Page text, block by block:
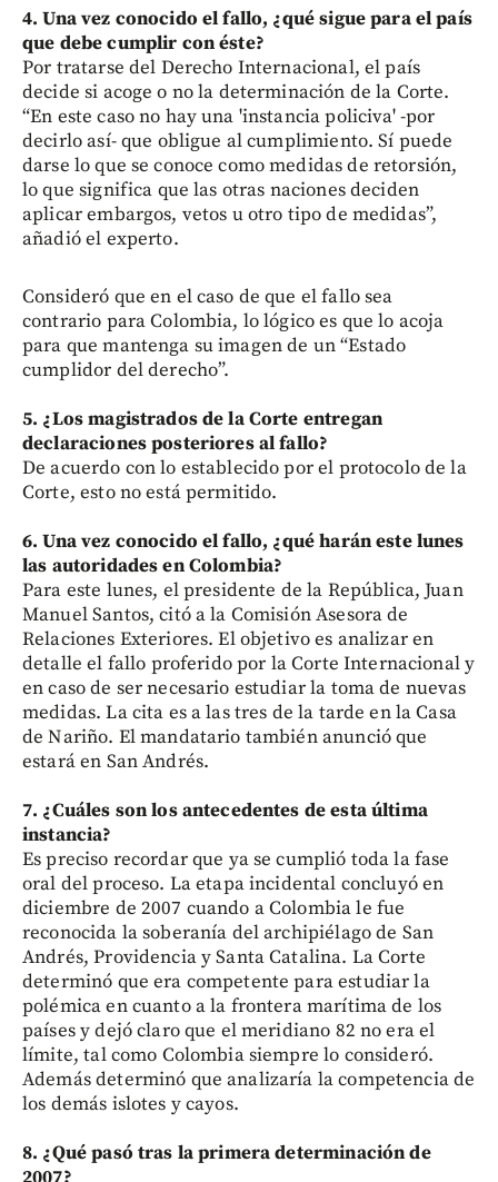
4. Una vez conocido el fallo, ¿qué sigue para el país
que debe cumplir con éste?
Por tratarse del Derecho Internacional, el país
decide si acoge o no la determinación de la Corte.
“En este caso no hay una 'instancia policiva' -por
decirlo así- que obligue al cumplimiento. Sí puede
darse lo que se conoce como medidas de retorsión,
lo que significa que las otras naciones deciden
aplicar embargos, vetos u otro tipo de medidas”,
añadió el experto.
Consideró que en el caso de que el fallo sea
contrario para Colombia, lo lógico es que lo acoja
para que mantenga su imagen de un “Estado
cumplidor del derecho”.
5. ¿Los magistrados de la Corte entregan
declaraciones posteriores al fallo?
De acuerdo con lo establecido por el protocolo de la
Corte, esto no está permitido.
6. Una vez conocido el fallo, ¿qué harán este lunes
las autoridades en Colombia?
Para este lunes, el presidente de la República, Juan
Manuel Santos, citó a la Comisión Asesora de
Relaciones Exteriores. El objetivo es analizar en
detalle el fallo proferido por la Corte Internacional y
en caso de ser necesario estudiar la toma de nuevas
medidas. La cita es a las tres de la tarde en la Casa
de Nariño. El mandatario también anunció que
estará en San Andrés.
7. ¿Cuáles son los antecedentes de esta última
instancia?
Es preciso recordar que ya se cumplió toda la fase
oral del proceso. La etapa incidental concluyó en
diciembre de 2007 cuando a Colombia le fue
reconocida la soberanía del archipiélago de San
Andrés, Providencia y Santa Catalina. La Corte
determinó que era competente para estudiar la
polémica en cuanto a la frontera marítima de los
países y dejó claro que el meridiano 82 no era el
límite, tal como Colombia siempre lo consideró.
Además determinó que analizaría la competencia de
los demás islotes y cayos.
8. ¿Qué pasó tras la primera determinación de
2007?